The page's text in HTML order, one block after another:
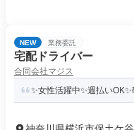
NEW 業務委託
宅配ドライバー
合同会社マジス
✨女性活躍中✨週払い